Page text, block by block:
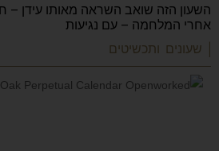
השעון הזה שואב השראה מאותו עידן –
אחרי המלחמה – עם נגיעות
| שעונים ותכשיטים